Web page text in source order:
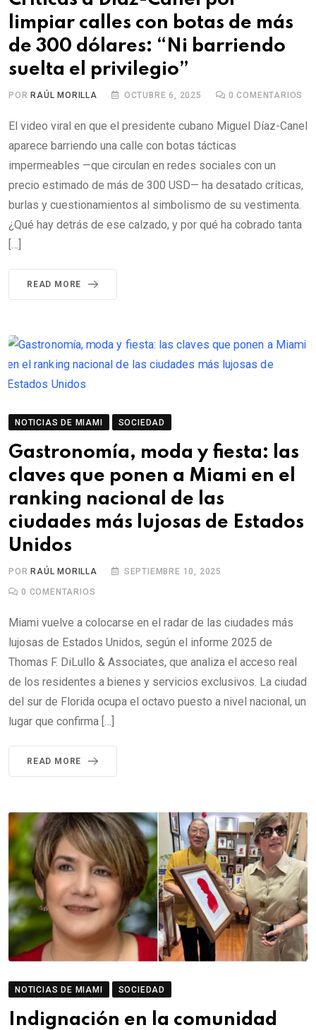
limpiar calles con botas de más
de 300 dólares: “Ni barriendo
suelta el privilegio”
POR RAÚL MORILLA OCTUBRE 6, 2025 0 COMENTARIOS
El video viral en que el presidente cubano Miguel Díaz-Canel
aparece barriendo una calle con botas tácticas
impermeables —que circulan en redes sociales con un
precio estimado de más de 300 USD— ha desatado críticas,
burlas y cuestionamientos al simbolismo de su vestimenta.
¿Qué hay detrás de ese calzado, y por qué ha cobrado tanta
[…]
READ MORE
NOTICIAS DE MIAMI SOCIEDAD
Gastronomía, moda y fiesta: las
claves que ponen a Miami en el
ranking nacional de las
ciudades más lujosas de Estados
Unidos
POR RAÚL MORILLA SEPTIEMBRE 10, 2025
0 COMENTARIOS
Miami vuelve a colocarse en el radar de las ciudades más
lujosas de Estados Unidos, según el informe 2025 de
Thomas F. DiLullo & Associates, que analiza el acceso real
de los residentes a bienes y servicios exclusivos. La ciudad
del sur de Florida ocupa el octavo puesto a nivel nacional, un
lugar que confirma […]
READ MORE
NOTICIAS DE MIAMI SOCIEDAD
Indignación en la comunidad